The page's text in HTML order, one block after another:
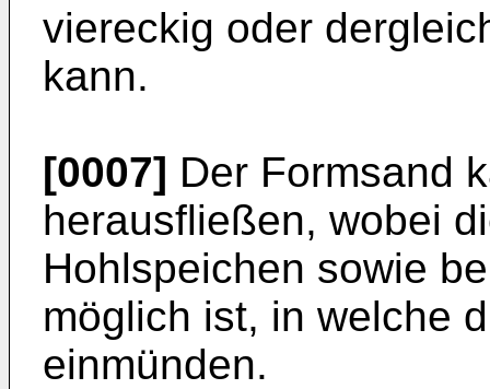
viereckig oder
kann.
[0007] Der Formsand
herausfließen, wobei
Hohlspeichen sowie
möglich ist, in welche
einmünden.